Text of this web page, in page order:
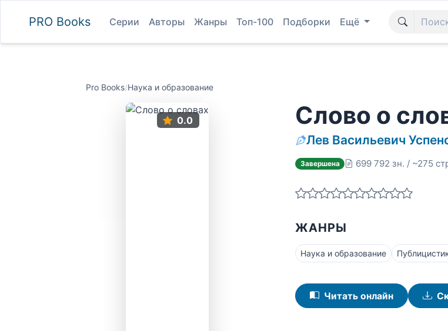
PRO Books Серии Авторы Жанры Топ-100 Подборки Ещё
Pro Books/Наука и образование
0.0 Слово о
Лев Васильевич
Завершена 699 792 зн. / ~275
ЖАНРЫ
Наука и образование
Читать онлайн